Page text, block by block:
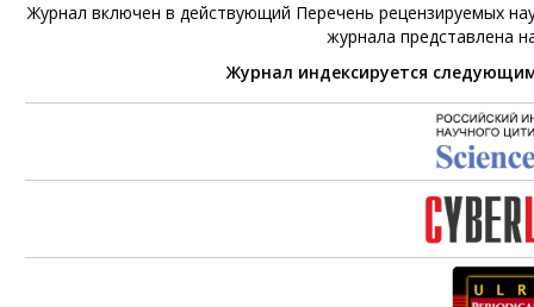
Журнал включен в действующий Перечень рецензируемых
журнала представлена
Журнал индексируется